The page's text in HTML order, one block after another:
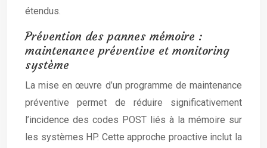
étendus.
Prévention des pannes mémoire :
maintenance préventive et monitoring
système
La mise en œuvre d’un programme de maintenance
préventive permet de réduire significativement
l’incidence des codes POST liés à la mémoire sur
les systèmes HP. Cette approche proactive inclut la